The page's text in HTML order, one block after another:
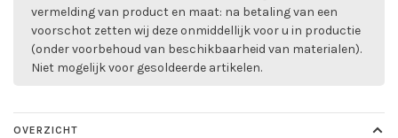
vermelding van product en maat: na betaling van een
voorschot zetten wij deze onmiddellijk voor u in productie
(onder voorbehoud van beschikbaarheid van materialen).
Niet mogelijk voor gesoldeerde artikelen.
OVERZICHT